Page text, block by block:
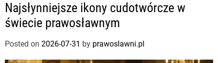
Najsłynniejsze ikony cudotwórcze w
świecie prawosławnym
Posted on 2026-07-31 by prawoslawni.pl